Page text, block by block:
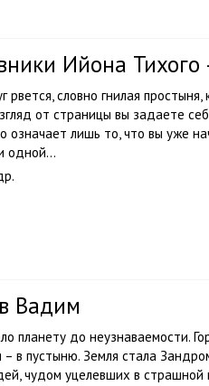
Ийона
рвется, словно гнилая
от страницы вы задаете
означает лишь то, что вы уже
одной...
Вадим
планету до неузнаваемости.
– в пустыню. Земля стала
чудом уцелевших в страшной